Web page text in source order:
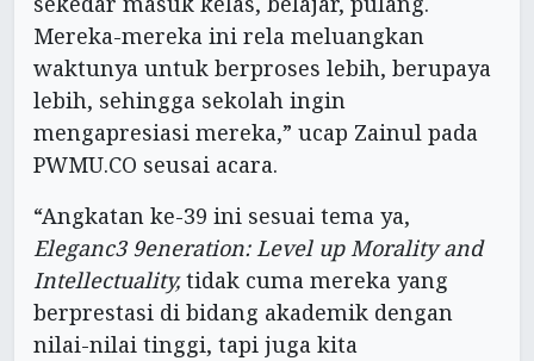
Mereka-mereka ini rela meluangkan
waktunya untuk berproses lebih, berupaya
lebih, sehingga sekolah ingin
mengapresiasi mereka,” ucap Zainul pada
PWMU.CO seusai acara.
“Angkatan ke-39 ini sesuai tema ya,
Eleganc3 9eneration: Level up Morality and
Intellectuality,tidak cuma mereka yang
berprestasi di bidang akademik dengan
nilai-nilai tinggi, tapi juga kita